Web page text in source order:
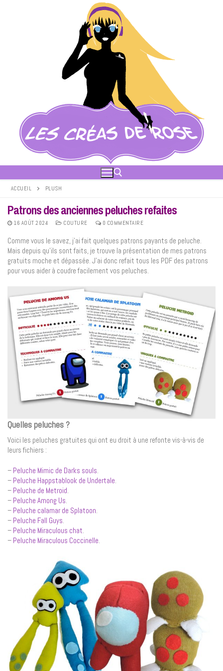
Rechercher :
ACCUEIL PLUSH
Patrons des anciennes peluches refaites
16 AOÛT 2024 COUTURE 0 COMMENTAIRE
Comme vous le savez, j’ai fait quelques patrons payants de peluche.
Mais depuis qu’ils sont faits, je trouve la présentation de mes patrons
gratuits moche et dépassée. J’ai donc refait tous les PDF des patrons
pour vous aider à coudre facilement vos peluches.
Quelles peluches ?
Voici les peluches gratuites qui ont eu droit à une refonte vis-à-vis de
leurs fichiers :
– Peluche Mimic de Darks souls.
– Peluche Happstablook de Undertale.
– Peluche de Metroid.
– Peluche Among Us.
– Peluche calamar de Splatoon.
– Peluche Fall Guys.
– Peluche Miraculous chat.
– Peluche Miraculous Coccinelle.